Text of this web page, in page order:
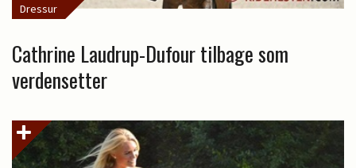
Dressur
Cathrine Laudrup-Dufour tilbage som
verdensetter